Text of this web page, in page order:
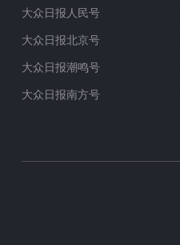
大众日报人民号
大众日报北京号
大众日报潮鸣号
大众日报南方号